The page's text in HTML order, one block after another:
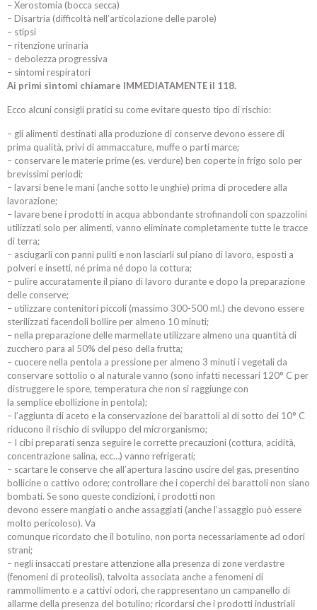
– Xerostomia (bocca secca)
– Disartria (difficoltà nell’articolazione delle parole)
– stipsi
– ritenzione urinaria
– debolezza progressiva
– sintomi respiratori
Ai primi sintomi chiamare IMMEDIATAMENTE il 118.
Ecco alcuni consigli pratici su come evitare questo tipo di rischio:
– gli alimenti destinati alla produzione di conserve devono essere di
prima qualità, privi di ammaccature, muffe o parti marce;
– conservare le materie prime (es. verdure) ben coperte in frigo solo per
brevissimi periodi;
– lavarsi bene le mani (anche sotto le unghie) prima di procedere alla
lavorazione;
– lavare bene i prodotti in acqua abbondante strofinandoli con spazzolini
utilizzati solo per alimenti, vanno eliminate completamente tutte le tracce
di terra;
– asciugarli con panni puliti e non lasciarli sul piano di lavoro, esposti a
polveri e insetti, né prima né dopo la cottura;
– pulire accuratamente il piano di lavoro durante e dopo la preparazione
delle conserve;
– utilizzare contenitori piccoli (massimo 300-500 ml.) che devono essere
sterilizzati facendoli bollire per almeno 10 minuti;
– nella preparazione delle marmellate utilizzare almeno una quantità di
zucchero para al 50% del peso della frutta;
– cuocere nella pentola a pressione per almeno 3 minuti i vegetali da
conservare sottolio o al naturale vanno (sono infatti necessari 120° C per
distruggere le spore, temperatura che non si raggiunge con
la semplice ebollizione in pentola);
– l’aggiunta di aceto e la conservazione dei barattoli al di sotto dei 10° C
riducono il rischio di sviluppo del microrganismo;​
– I cibi preparati senza seguire le corrette precauzioni (cottura, acidità,
concentrazione salina, ecc…) vanno refrigerati;
– scartare le conserve che all’apertura lascino uscire del gas, presentino
bollicine o cattivo odore; controllare che i coperchi dei barattoli non siano
bombati. Se sono queste condizioni, i prodotti non
devono essere mangiati o anche assaggiati (anche l’assaggio può essere
molto pericoloso). Va
comunque ricordato che il botulino, non porta necessariamente ad odori
strani;
– negli insaccati prestare attenzione alla presenza di zone verdastre
(fenomeni di proteolisi), talvolta associata anche a fenomeni di
rammollimento e a cattivi odori, che rappresentano un campanello di
allarme della presenza del botulino; ricordarsi che i prodotti industriali